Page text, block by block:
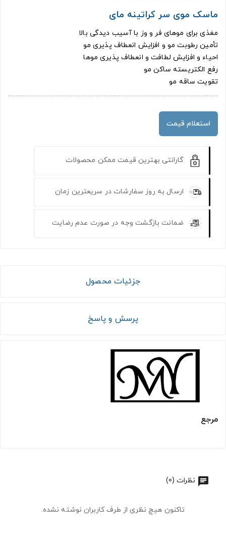
ماسک موی سر کراتینه مای
مغذی برای موهای فر و وز با آسیب دیدگی بالا
تأمین رطوبت مو و افزایش انعطاف پذیری مو
احیاء و افزایش لطافت و انعطاف پذیری موها
رفع الکتریسته ساکن مو
تقویت ساقه مو
استعلام قیمت
گارانتی بهترین قیمت ممکن محصولات
ارسال به روز سفارشات در سریعترین زمان
ضمانت بازگشت وجه در صورت عدم رضایت
جزئیات محصول
پرسش و پاسخ
مرجع
نظرات (0)
تاکنون هیچ نظری از طرف کاربران نوشته نشده.